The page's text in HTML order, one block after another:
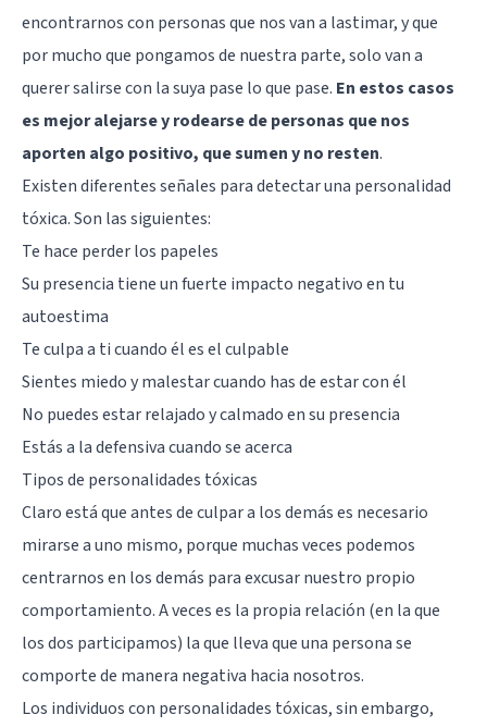
encontrarnos con personas que nos van a lastimar, y que
por mucho que pongamos de nuestra parte, solo van a
querer salirse con la suya pase lo que pase. En estos casos
es mejor alejarse y rodearse de personas que nos
aporten algo positivo, que sumen y no resten.
Existen diferentes señales para detectar una personalidad
tóxica. Son las siguientes:
Te hace perder los papeles
Su presencia tiene un fuerte impacto negativo en tu
autoestima
Te culpa a ti cuando él es el culpable
Sientes miedo y malestar cuando has de estar con él
No puedes estar relajado y calmado en su presencia
Estás a la defensiva cuando se acerca
Tipos de personalidades tóxicas
Claro está que antes de culpar a los demás es necesario
mirarse a uno mismo, porque muchas veces podemos
centrarnos en los demás para excusar nuestro propio
comportamiento. A veces es la propia relación (en la que
los dos participamos) la que lleva que una persona se
comporte de manera negativa hacia nosotros.
Los individuos con personalidades tóxicas, sin embargo,